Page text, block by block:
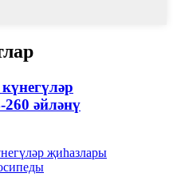
әйләнү